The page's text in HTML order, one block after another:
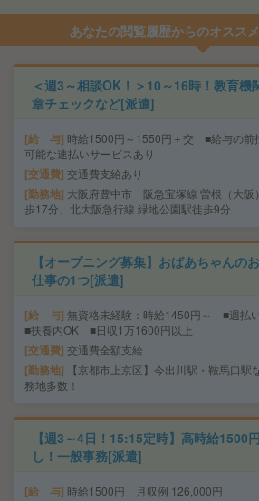
あなたの閲覧履歴からのオスス
＜週3～相談OK！＞10～16時！教育機
章チェックなど[派遣]
給 与 時給1500円～1550円＋交 ■給与の前
可能な速払いサービスあり
交通費 交通費支給あり
勤務地 大阪府豊中市 阪急宝塚線 曽根（大阪
歩17分、北大阪急行線 緑地公園駅徒歩9分
【オープニング募集】おばあちゃんの
仕事の1つ[派遣]
給 与 無資格未経験：時給1450円～ ■週払
■扶養内OK ■日収1万1600円以上
交通費 交通費全額支給
勤務地
【京都市上京区】今出川駅・鞍馬口駅
務地多数！
【週3～4日！15:15定時】高時給1500
し！一般事務[派遣]
給 与 時給1500円 月収例 126,000円